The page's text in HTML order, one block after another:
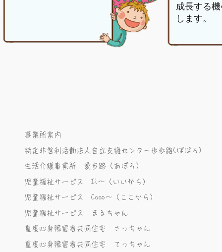
成長する
します。
事業所案内
特定非営利活動法人自立支援センター歩歩路(ぽぽろ)
生活介護事業所 愛歩路（あぽろ）
児童福祉サービス Ii～（いいから）
児童福祉サービス Coco～（ここから）
児童福祉サービス まるちゃん
重度心身障害者共同住宅 さっちゃん
重度心身障害者共同住宅 てっちゃん